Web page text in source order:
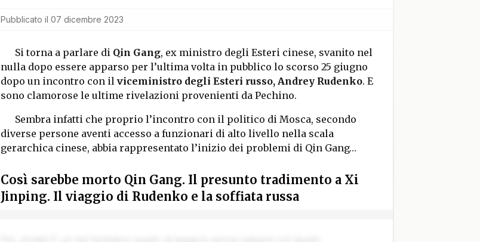
Pubblicato il 07 dicembre 2023
Si torna a parlare diQin Gang, ex ministro degli Esteri cinese, svanito nel
nulla dopo essere apparso per l’ultima volta in pubblico lo scorso 25 giugno
dopo un incontro con il viceministro degli Esteri russo, Andrey Rudenko. E
sono clamorose le ultime rivelazioni provenienti da Pechino.
Sembra infatti che proprio l’incontro con il politico di Mosca, secondo
diverse persone aventi accesso a funzionari di alto livello nella scala
gerarchica cinese, abbia rappresentato l’inizio dei problemi di Qin Gang…
Così sarebbe morto Qin Gang. Il presunto tradimento a Xi
Jinping. Il viaggio di Rudenko e la soffiata russa